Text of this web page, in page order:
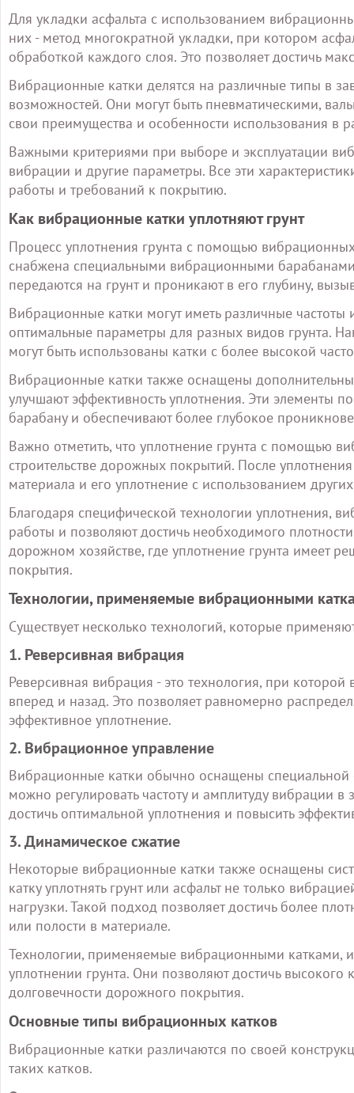
Для укладки асфальта с использованием
них - метод многократной укладки, при котором
обработкой каждого слоя. Это позволяет достичь
Вибрационные катки делятся на различные типы в
возможностей. Они могут быть пневматическими,
свои преимущества и особенности использования в
Важными критериями при выборе и эксплуатации
вибрации и другие параметры. Все эти
работы и требований к покрытию.
Как вибрационные катки уплотняют грунт
Процесс уплотнения грунта с помощью
снабжена специальными вибрационными
передаются на грунт и проникают в его глубину,
Вибрационные катки могут иметь различные
оптимальные параметры для разных видов грунта.
могут быть использованы катки с более высокой
Вибрационные катки также оснащены
улучшают эффективность уплотнения. Эти элементы
барабану и обеспечивают более глубокое
Важно отметить, что уплотнение грунта с помощью
строительстве дорожных покрытий. После
материала и его уплотнение с использованием
Благодаря специфической технологии уплотнения,
работы и позволяют достичь необходимого
дорожном хозяйстве, где уплотнение грунта имеет
покрытия.
Технологии, применяемые вибрационными
Существует несколько технологий, которые
1. Реверсивная вибрация
Реверсивная вибрация - это технология, при
вперед и назад. Это позволяет равномерно
эффективное уплотнение.
2. Вибрационное управление
Вибрационные катки обычно оснащены специальной
можно регулировать частоту и амплитуду вибрации в
достичь оптимальной уплотнения и повысить
3. Динамическое сжатие
Некоторые вибрационные катки также оснащены
катку уплотнять грунт или асфальт не только
нагрузки. Такой подход позволяет достичь более
или полости в материале.
Технологии, применяемые вибрационными катками,
уплотнении грунта. Они позволяют достичь
долговечности дорожного покрытия.
Основные типы вибрационных катков
Вибрационные катки различаются по своей
таких катков.